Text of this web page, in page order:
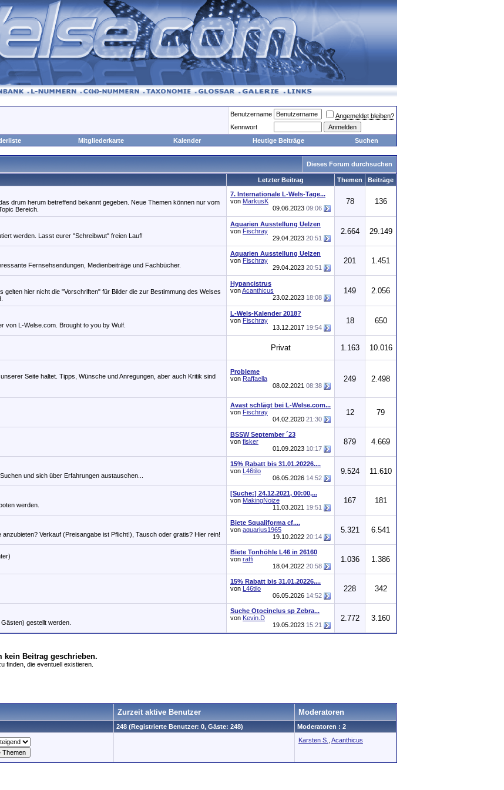
Benutzername
Angemeldet bleiben?
Kennwort
Mitgliederkarte Kalender Heutige Beiträge Suchen
Dieses Forum durchsuchen
Letzter Beitrag Themen Beiträge
drum herum betreffend bekannt gegeben. Neue Themen können nur vom
Bereich.
7. Internationale L-Wels-Tage...
von MarkusK
09.06.2023 09:06
78 136
werden. Lasst eurer "Schreibwut" freien Lauf!
Aquarien Ausstellung Uelzen
von Fischray
29.04.2023 20:51
2.664 29.149
Fernsehsendungen, Medienbeiträge und Fachbücher.
Aquarien Ausstellung Uelzen
von Fischray
29.04.2023 20:51
201 1.451
gelten hier nicht die "Vorschriften" für Bilder die zur Bestimmung des Welses
Hypancistrus
vonAcanthicus
23.02.2023 18:08
149 2.056
von L-Welse.com. Brought to you by Wulf.
L-Wels-Kalender 2018?
von Fischray
13.12.2017 19:54
18 650
Privat 1.163 10.016
Seite haltet. Tipps, Wünsche und Anregungen, aber auch Kritik sind
Probleme
von Raffaella
08.02.2021 08:38
249 2.498
Avast schlägt bei L-Welse.com...
von Fischray
04.02.2020 21:30
12 79
BSSW September ´23
von fisker
01.09.2023 10:17
879 4.669
und sich über Erfahrungen austauschen...
15% Rabatt bis 31.01.20226....
von L46tilo
06.05.2026 14:52
9.524 11.610
werden.
[Suche:] 24.12.2021, 00:00,...
von MakingNoize
11.03.2021 19:51
167 181
Verkauf (Preisangabe ist Pflicht!), Tausch oder gratis? Hier rein!
Biete Squaliforma cf....
von aquarius1965
19.10.2022 20:14
5.321 6.541
Biete Tonhöhle L46 in 26160
von raffi
18.04.2022 20:58
1.036 1.386
15% Rabatt bis 31.01.20226....
von L46tilo
06.05.2026 14:52
228 342
gestellt werden.
Suche Otocinclus sp Zebra...
von Kevin.D
19.05.2023 15:21
2.772 3.160
kein Beitrag geschrieben.
finden, die eventuell existieren.
Zurzeit aktive Benutzer Moderatoren
248 (Registrierte Benutzer: 0, Gäste: 248) Moderatoren : 2
Karsten S. Acanthicus